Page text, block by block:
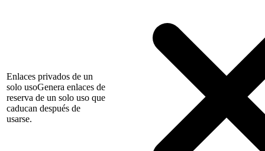
Enlaces privados de un
solo usoGenera enlaces de
reserva de un solo uso que
caducan después de
usarse.